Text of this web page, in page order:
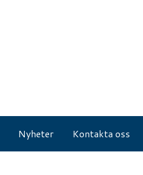
Nyheter Kontakta oss